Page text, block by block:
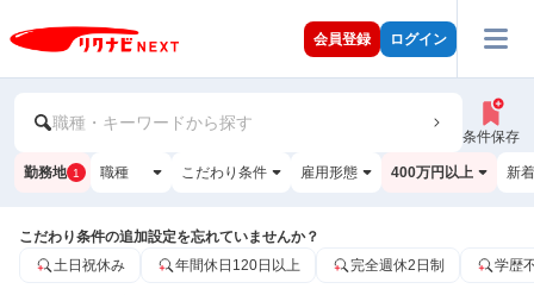
会員登録 ログイン
職種・キーワードから探す
条件保存
勤務地 1 職種 こだわり条件 雇用形態 400万円以上 新
こだわり条件の追加設定を忘れていませんか？
土日祝休み
年間休日120日以上 完全週休2日制 学歴